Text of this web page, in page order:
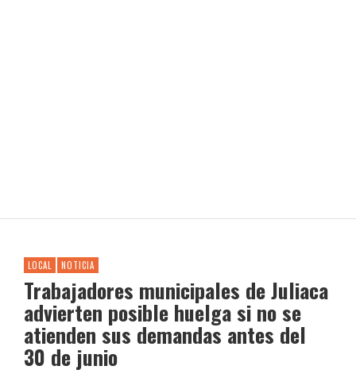
LOCAL NOTICIA
Trabajadores municipales de Juliaca
advierten posible huelga si no se
atienden sus demandas antes del
30 de junio